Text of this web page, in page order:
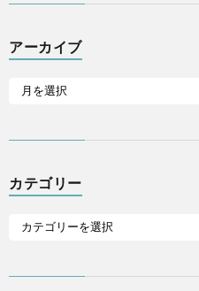
アーカイブ
カテゴリー